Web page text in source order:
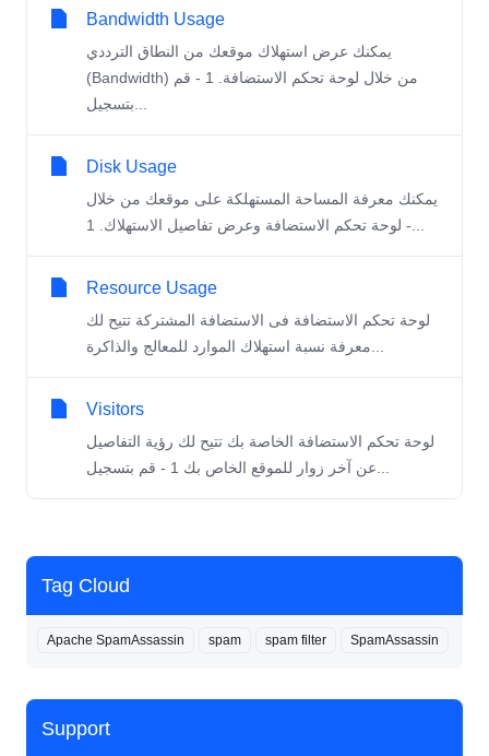
Tag Cloud
Apache SpamAssassin spam spam filter SpamAssassin
Support
Bandwidth Usage
يمكنك عرض استهلاك موقعك من النطاق الترددي
(Bandwidth) من خلال لوحة تحكم الاستضافة. 1 - قم
Disk Usage
يمكنك معرفة المساحة المستهلكة على موقعك من خلال
لوحة تحكم الاستضافة وعرض تفاصيل الاستهلاك. 1 -...
Resource Usage
لوحة تحكم الاستضافة فى الاستضافة المشتركة تتيح لك
Visitors
لوحة تحكم الاستضافة الخاصة بك تتيح لك رؤية التفاصيل